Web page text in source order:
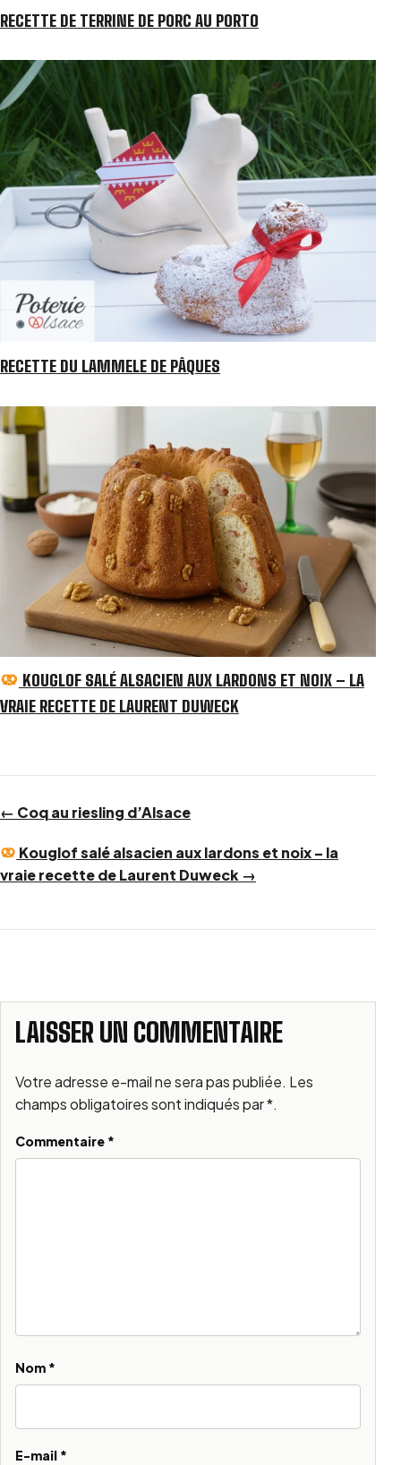
RECETTE DE TERRINE DE PORC AU PORTO
RECETTE DU LAMMELE DE PÂQUES
KOUGLOF SALÉ ALSACIEN AUX LARDONS ET NOIX – LA
VRAIE RECETTE DE LAURENT DUWECK
← Coq au riesling d’Alsace
Kouglof salé alsacien aux lardons et noix – la
vraie recette de Laurent Duweck →
LAISSER UN COMMENTAIRE
Votre adresse e-mail ne sera pas publiée. Les
champs obligatoires sont indiqués par *.
Commentaire *
Nom *
E-mail *
Alternative: